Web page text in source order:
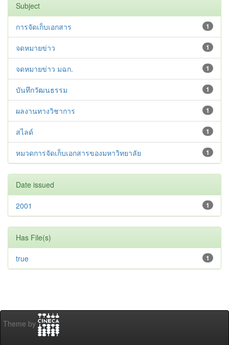
Subject
1
การจัดเก็บเอกสาร
1
จดหมายข่าว
1
จดหมายข่าว มฉก.
1
บันทึกวัฒนธรรม
1
ผลงานทางวิชาการ
1
สไลด์
1
หมวดการจัดเก็บเอกสารของมหาวิทยาลัย
Date issued
1
2001
Has File(s)
1
true
Theme by